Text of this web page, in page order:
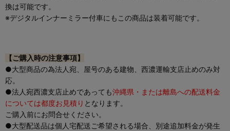
換は可能です。
※デジタルインナーミラー付車にもこの商品は装着可能です。
【ご購入時の注意事項】
●大型商品の為法人宛、屋号のある建物、西濃運輸支店止めのみ対
応。
●法人宛西濃支店止めであっても沖縄県・または離島への配送料金
については都度お見積り となります。
ご購入前にお問合せください。
●大型配送品は個人宅配送ご希望される場合、別途追加料金が発生